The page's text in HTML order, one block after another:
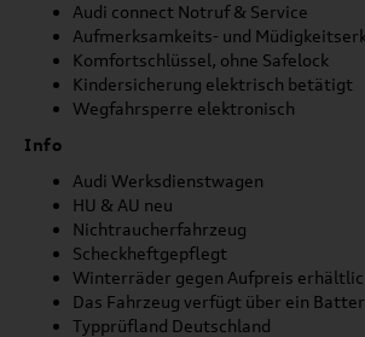
Audi connect Notruf & Service
Aufmerksamkeits- und
Komfortschlüssel, ohne Safelock
Kindersicherung elektrisch betätigt
Wegfahrsperre elektronisch
Info
Audi Werksdienstwagen
HU & AU neu
Nichtraucherfahrzeug
Scheckheftgepflegt
Winterräder gegen Aufpreis
Das Fahrzeug verfügt über ein
Typprüfland Deutschland